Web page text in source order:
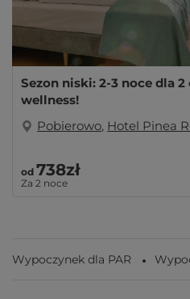
Sezon niski: 2-3 noce dla
wellness!
Pobierowo, Hotel Pinea
od 738zł
Za 2 noce
Wypoczynek dla PAR